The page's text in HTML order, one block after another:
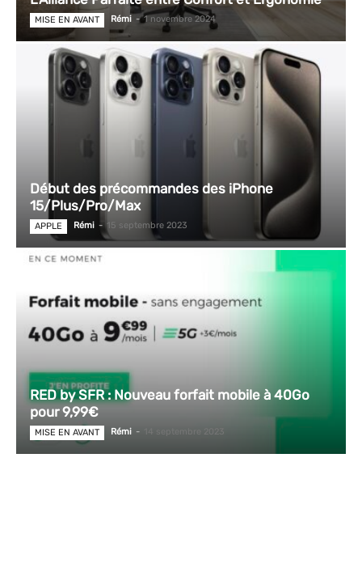
MISE EN AVANT Rémi - 1 novembre 2024
Début des précommandes des iPhone
15/Plus/Pro/Max
APPLE Rémi - 15 septembre 2023
RED by SFR : Nouveau forfait mobile à 40Go
pour 9,99€
MISE EN AVANT Rémi - 14 septembre 2023